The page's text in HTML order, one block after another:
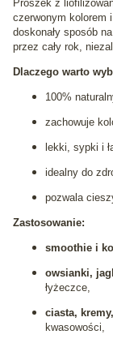
Proszek z
czerwonym kolorem
doskonały sposób
przez cały rok,
Dlaczego warto
100%
zachowuje
lekki, sypki i
idealny do
pozwala
Zastosowanie:
smoothie i
owsianki,
łyżeczce,
ciasta,
kwasowości,